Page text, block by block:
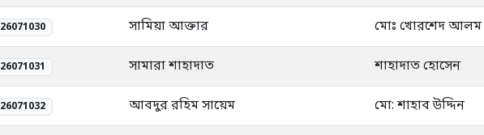
26071030 সামিয়া আক্তার মোঃ খোরশেদ আলম
26071031 সামারা শাহাদাত শাহাদাত হোসেন
26071032 আবদুর রহিম সায়েম মো: শাহাব উদ্দিন